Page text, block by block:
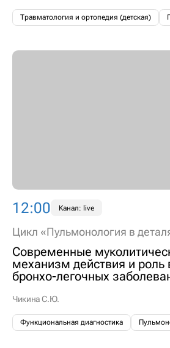
Травматология и ортопедия (детская)
12:00 Канал: live
Цикл «Пульмонология в
Современные
механизм действия и роль
бронхо-легочных
Чикина С.Ю.
Функциональная диагностика